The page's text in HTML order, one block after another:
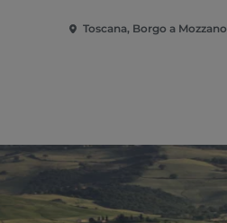
Toscana, Borgo a Mozzano